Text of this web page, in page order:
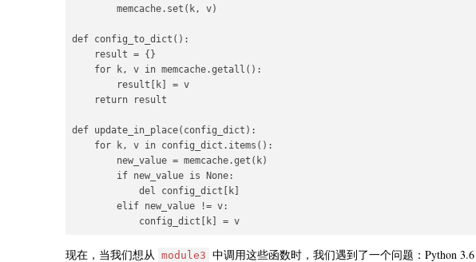
        memcache.set(k, v)
def config_to_dict():
    result = {}
    for k, v in memcache.getall():
        result[k] = v
    return result
def update_in_place(config_dict):
    for k, v in config_dict.items():
        new_value = memcache.get(k)
        if new_value is None:
            del config_dict[k]
        elif new_value != v:
现在，当我们想从 module3 中调用这些函数时，我们遇到了一个问题：Python